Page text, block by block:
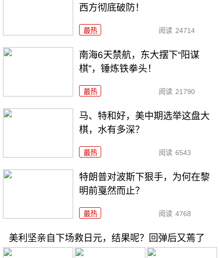
西方彻底破防！
最热 阅读 24714
南海6天禁航，东大摆下“阳谋
棋”，锤炼铁拳头！
最热 阅读 21790
马、特和好，美中期选举这盘大
棋，水有多深？
最热 阅读 6543
特朗普对波斯下狠手，为何在黎
明前戛然而止？
最热 阅读 4768
美利坚亲自下场救日元，结果呢？回弹后又蔫了